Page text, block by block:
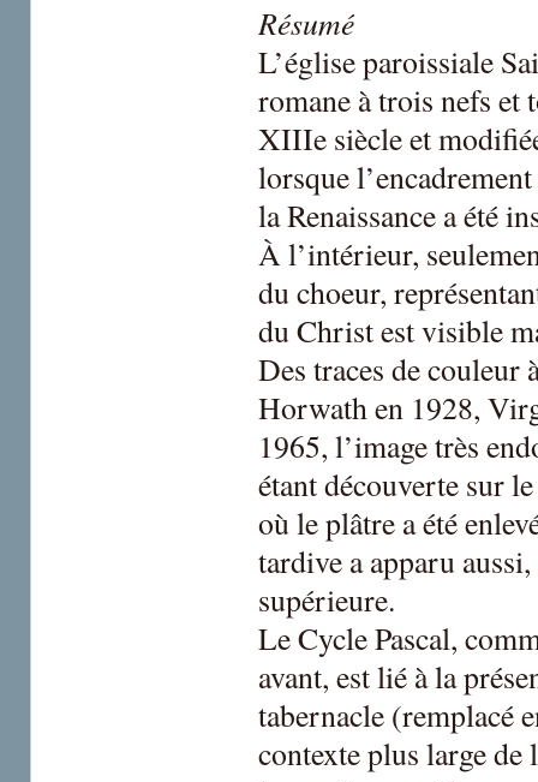
Résumé
L’église paroissiale
romane à trois nefs et
XIIIe siècle et
lorsque
la Renaissance a été
À l’intérieur,
du choeur,
du Christ est visible
Des traces de couleur
Horwath en 1928,
1965, l’image très
étant découverte sur
où le plâtre a été
tardive a apparu
supérieure.
Le Cycle Pascal,
avant, est lié à la
tabernacle (remplacé
contexte plus large